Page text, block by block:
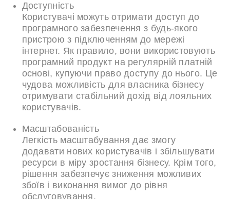
Доступність
Користувачі можуть отримати доступ до
програмного забезпечення з будь-якого
пристрою з підключенням до мережі
інтернет. Як правило, вони використовують
програмний продукт на регулярній платній
основі, купуючи право доступу до нього. Це
чудова можливість для власника бізнесу
отримувати стабільний дохід від лояльних
користувачів.
Масштабованість
Легкість масштабування дає змогу
додавати нових користувачів і збільшувати
ресурси в міру зростання бізнесу. Крім того,
рішення забезпечує зниження можливих
збоїв і виконання вимог до рівня
обслуговування.